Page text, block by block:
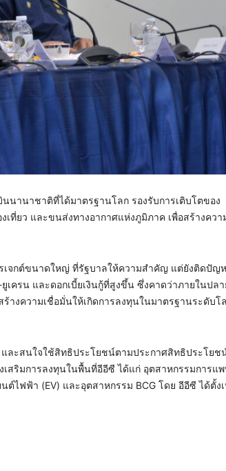
านาชาติที่ได้มาตรฐานโลก รองรับการเติบโตของ
ที่ยว และขนส่งทางอากาศแห่งภูมิภาค เพื่อสร้างควา
เจกต์ขนาดใหญ่ ที่รัฐบาลให้ความสำคัญ แต่ยังติดปัญ
ครน และดอกเบี้ยเงินกู้ที่สูงขึ้น ซึ่งคาดว่าภายในปลา
างความเชื่อมั่นให้เกิดการลงทุนในมาตรฐานระดับโ
ละสนใจใช้สิทธิประโยชน์ตามประกาศสิทธิประโยช
สริมการลงทุนในพื้นที่อีอีซี ได้แก่ อุตสาหกรรมการแ
ไฟฟ้า (EV) และอุตสาหกรรม BCG โดย อีอีซี ได้ตั้ง